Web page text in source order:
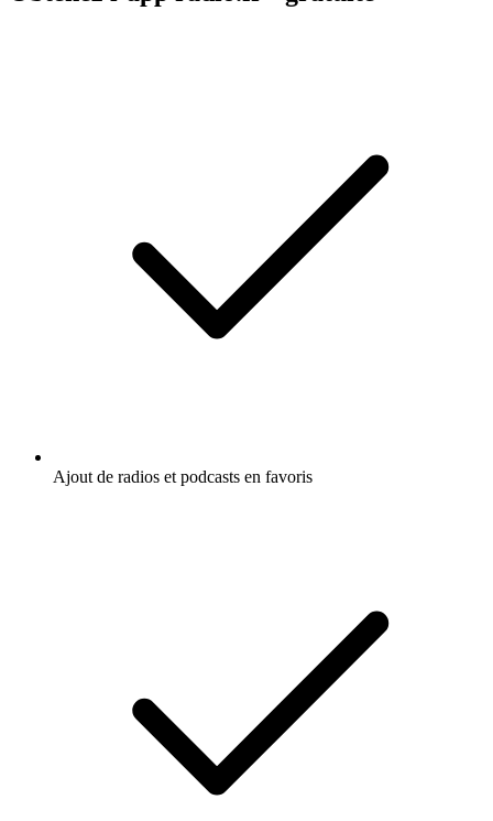
Ajout de radios et podcasts en favoris